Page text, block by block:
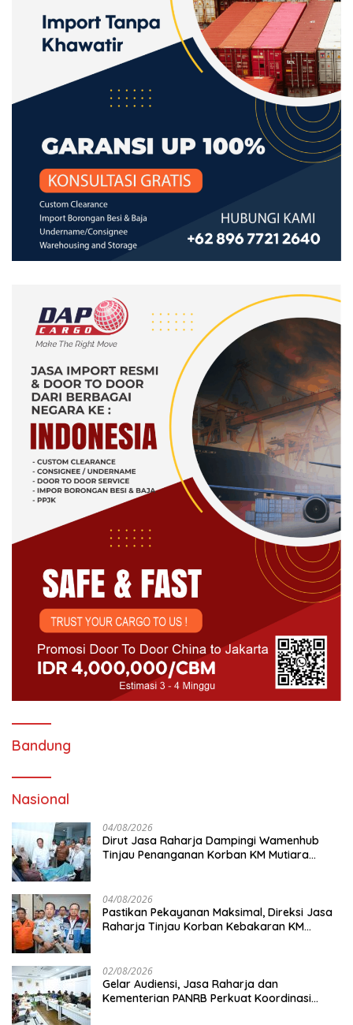
Bandung
Nasional
04/08/2026
Dirut Jasa Raharja Dampingi Wamenhub
Tinjau Penanganan Korban KM Mutiara
04/08/2026
Pastikan Pekayanan Maksimal, Direksi Jasa
Raharja Tinjau Korban Kebakaran KM
02/08/2026
Gelar Audiensi, Jasa Raharja dan
Kementerian PANRB Perkuat Koordinasi